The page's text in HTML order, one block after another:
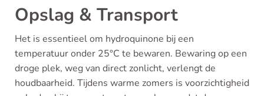
Opslag & Transport
Het is essentieel om hydroquinone bij een
temperatuur onder 25°C te bewaren. Bewaring op een
droge plek, weg van direct zonlicht, verlengt de
houdbaarheid. Tijdens warme zomers is voorzichtigheid